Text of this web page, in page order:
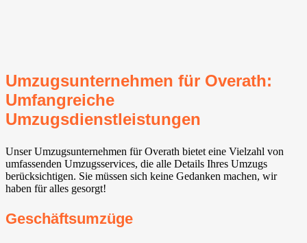
Umzugsunternehmen für Overath:
Umfangreiche
Umzugsdienstleistungen
Unser Umzugsunternehmen für Overath bietet eine Vielzahl von
umfassenden Umzugsservices, die alle Details Ihres Umzugs
berücksichtigen. Sie müssen sich keine Gedanken machen, wir
haben für alles gesorgt!
Geschäftsumzüge